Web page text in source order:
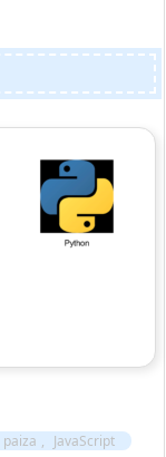
paiza , JavaScript